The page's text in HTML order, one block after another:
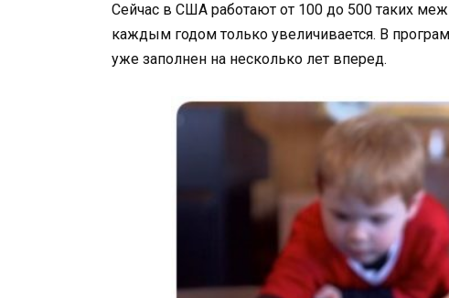
Сейчас в США работают от 100 до 500 таких
каждым годом только увеличивается. В
уже заполнен на несколько лет вперед.